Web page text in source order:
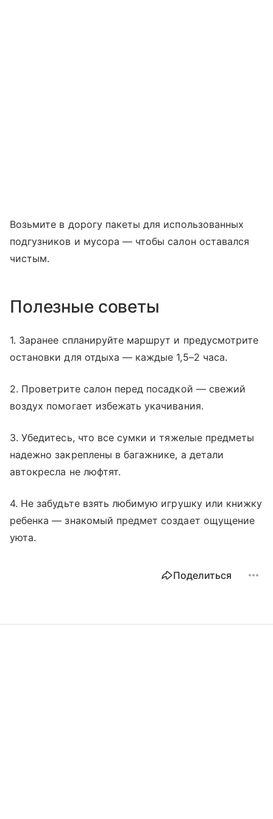
Возьмите в дорогу пакеты для использованных
подгузников и мусора — чтобы салон оставался
чистым.
Полезные советы
1. Заранее спланируйте маршрут и предусмотрите
остановки для отдыха — каждые 1,5–2 часа.
2. Проветрите салон перед посадкой — свежий
воздух помогает избежать укачивания.
3. Убедитесь, что все сумки и тяжелые предметы
надежно закреплены в багажнике, а детали
автокресла не люфтят.
4. Не забудьте взять любимую игрушку или книжку
ребенка — знакомый предмет создает ощущение
уюта.
Поделиться